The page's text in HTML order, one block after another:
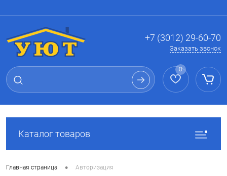
+7 (3012) 29-60-70
Заказать звонок
0
Каталог товаров
Главная страница • Авторизация